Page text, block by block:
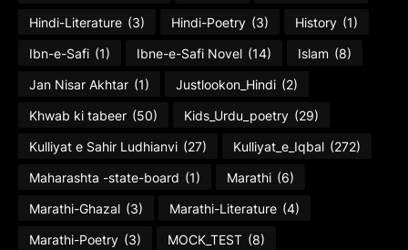
Hindi-Literature (3) Hindi-Poetry (3) History (1)
Ibn-e-Safi (1) Ibne-e-Safi Novel (14) Islam (8)
Jan Nisar Akhtar (1) Justlookon_Hindi (2)
Khwab ki tabeer (50) Kids_Urdu_poetry (29)
Kulliyat e Sahir Ludhianvi (27) Kulliyat_e_Iqbal (272)
Maharashta -state-board (1) Marathi (6)
Marathi-Ghazal (3) Marathi-Literature (4)
Marathi-Poetry (3) MOCK_TEST (8)